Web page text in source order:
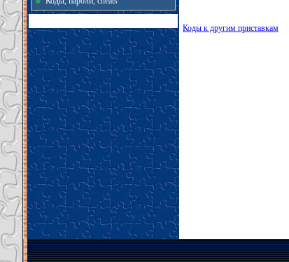
Коды к другим приставкам